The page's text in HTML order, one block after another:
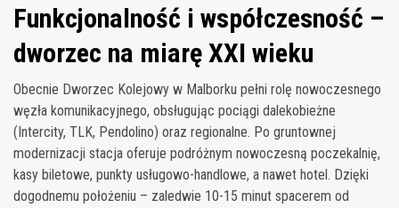
Funkcjonalność i współczesność –
dworzec na miarę XXI wieku
Obecnie Dworzec Kolejowy w Malborku pełni rolę nowoczesnego
węzła komunikacyjnego, obsługując pociągi dalekobieżne
(Intercity, TLK, Pendolino) oraz regionalne. Po gruntownej
modernizacji stacja oferuje podróżnym nowoczesną poczekalnię,
kasy biletowe, punkty usługowo-handlowe, a nawet hotel. Dzięki
dogodnemu położeniu – zaledwie 10-15 minut spacerem od